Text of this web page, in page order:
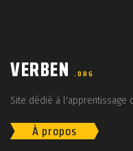
VERBEN .ORG
Site dédié à l'apprentissage
À propos